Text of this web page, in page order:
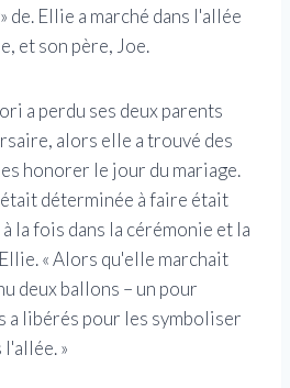
de. Ellie a marché dans l'allée
et son père, Joe.
a perdu ses deux parents
alors elle a trouvé des
honorer le jour du mariage.
déterminée à faire était
la fois dans la cérémonie et la
« Alors qu'elle marchait
deux ballons – un pour
a libérés pour les symboliser
»